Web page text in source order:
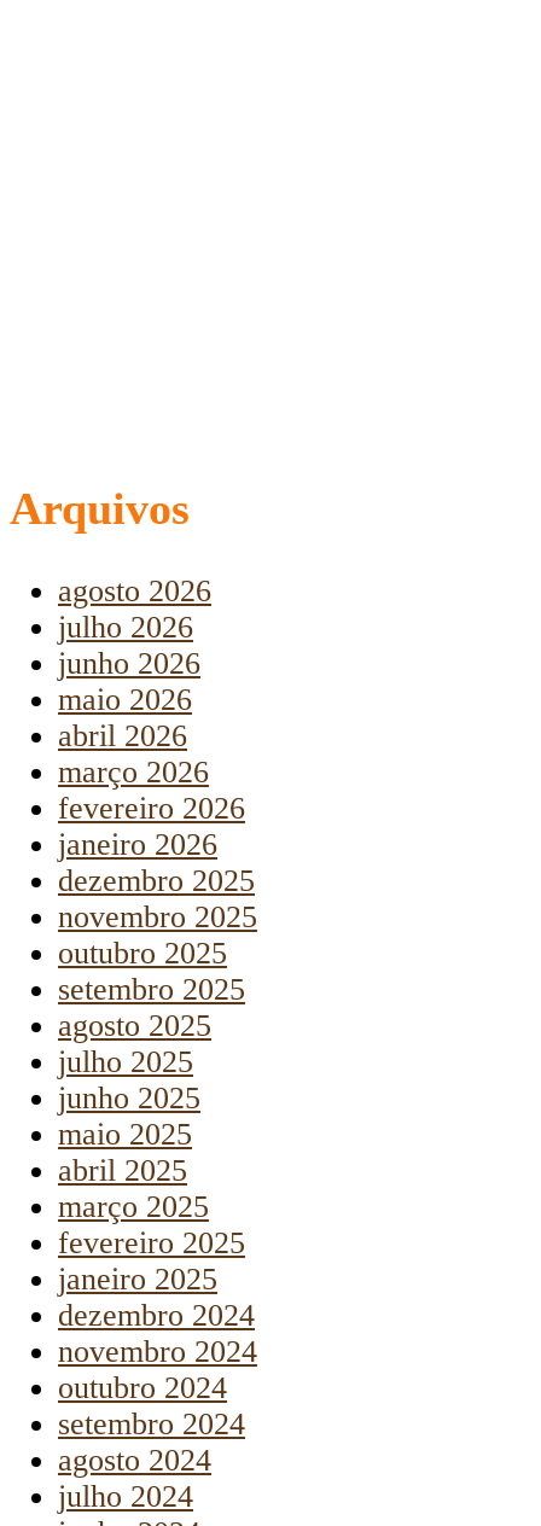
Arquivos
agosto 2026
julho 2026
junho 2026
maio 2026
abril 2026
março 2026
fevereiro 2026
janeiro 2026
dezembro 2025
novembro 2025
outubro 2025
setembro 2025
agosto 2025
julho 2025
junho 2025
maio 2025
abril 2025
março 2025
fevereiro 2025
janeiro 2025
dezembro 2024
novembro 2024
outubro 2024
setembro 2024
agosto 2024
julho 2024